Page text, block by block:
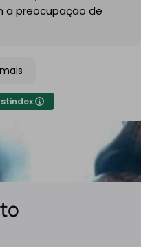
e à segurança.
testado, pronto a usar.
de veículos
e de alta qualidade.
a preocupação de